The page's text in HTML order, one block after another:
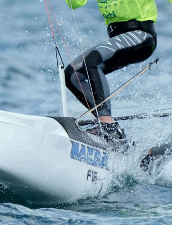
13
Fév
Class40,Classe Ultim 32/23 Course au Large
4 classes, 4 parcours, 4 duos
Source
Transat Café l'Or
13 février 2025
0